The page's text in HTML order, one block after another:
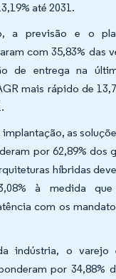
até 2031.
a previsão e o
com 35,83% das
de entrega na
mais rápido de
as
por 62,89% dos
híbridas
à medida que
com os
indústria, o varejo
por 34,88%